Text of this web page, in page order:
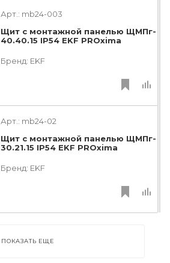
Арт.: mb24-003
Щит с монтажной панелью ЩМПг-
40.40.15 IP54 EKF PROxima
Бренд: EKF
Арт.: mb24-02
Щит с монтажной панелью ЩМПг-
30.21.15 IP54 EKF PROxima
Бренд: EKF
ПОКАЗАТЬ ЕЩЕ